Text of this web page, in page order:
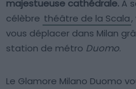
majestueuse cathédrale.À
célèbre théâtre de la Scala
vous déplacer dans Milan
station de métro Duomo.
Le Glamore Milano Duomo